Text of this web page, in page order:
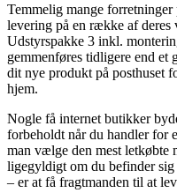
Temmelig mange
levering på en række af deres
Udstyrspakke 3 inkl.
gemmenføres tidligere end et
dit nye produkt på posthuset
hjem.
Nogle få internet butikker
forbeholdt når du handler for
man vælge den mest letkøbte
ligegyldigt om du befinder
– er at få fragtmanden til at